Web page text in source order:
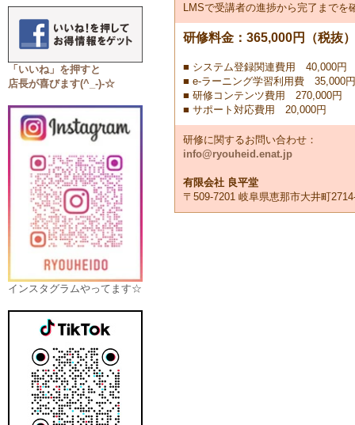
「いいね」を押すと
店長が喜びます(^_-)-☆
インスタグラムやってます☆
LMSで受講者の進捗から完了までを
研修料金：365,000円（税抜）
■ システム登録関連費用 40,000円
■ e-ラーニング学習利用費 35,000円
■ 研修コンテンツ費用 270,000円
■ サポート対応費用 20,000円
研修に関するお問い合わせ：
info@ryouheid.enat.jp
有限会社 良平堂
〒509-7201 岐阜県恵那市大井町